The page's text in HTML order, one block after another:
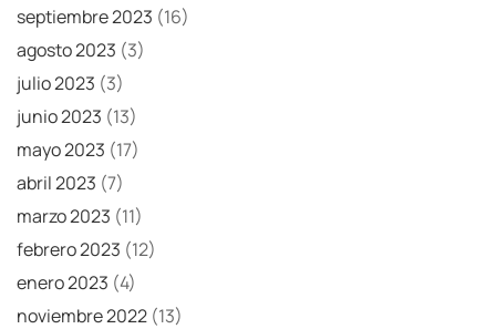
septiembre 2023 (16)
agosto 2023 (3)
julio 2023 (3)
junio 2023 (13)
mayo 2023 (17)
abril 2023 (7)
marzo 2023 (11)
febrero 2023 (12)
enero 2023 (4)
noviembre 2022 (13)